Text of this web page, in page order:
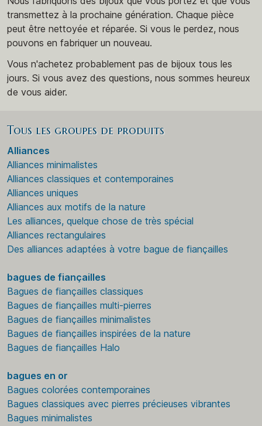
transmettez à la prochaine génération. Chaque pièce
peut être nettoyée et réparée. Si vous le perdez, nous
pouvons en fabriquer un nouveau.
Vous n'achetez probablement pas de bijoux tous les
jours. Si vous avez des questions, nous sommes heureux
de vous aider.
Tous les groupes de produits
Alliances
Alliances minimalistes
Alliances classiques et contemporaines
Alliances uniques
Alliances aux motifs de la nature
Les alliances, quelque chose de très spécial
Alliances rectangulaires
Des alliances adaptées à votre bague de fiançailles
bagues de fiançailles
Bagues de fiançailles classiques
Bagues de fiançailles multi-pierres
Bagues de fiançailles minimalistes
Bagues de fiançailles inspirées de la nature
Bagues de fiançailles Halo
bagues en or
Bagues colorées contemporaines
Bagues classiques avec pierres précieuses vibrantes
Bagues minimalistes